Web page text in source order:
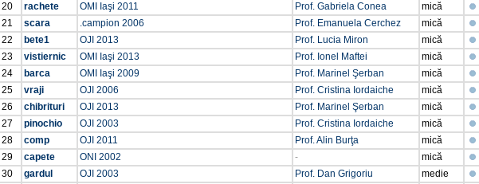
20
rachete OMI Iaşi 2011 Prof. Gabriela Conea mică
21
scara .campion 2006 Prof. Emanuela Cerchez mică
22
bete1 OJI 2013 Prof. Lucia Miron mică
23
vistiernic OMI Iaşi 2013 Prof. Ionel Maftei mică
24
barca OMI Iaşi 2009 Prof. Marinel Şerban mică
25
vraji OJI 2006 Prof. Cristina Iordaiche mică
26
chibrituri OJI 2013 Prof. Marinel Şerban mică
27
pinochio OJI 2003 Prof. Cristina Iordaiche mică
28
comp OJI 2011 Prof. Alin Burţa mică
29
capete ONI 2002 - mică
30
gardul OJI 2003 Prof. Dan Grigoriu medie